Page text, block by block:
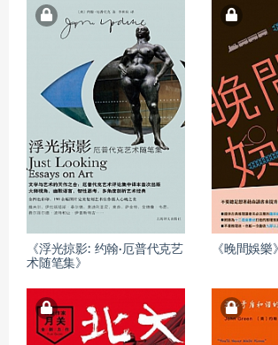
《浮光掠影: 约翰·厄普代克艺
术随笔集》
《晚間娛樂》